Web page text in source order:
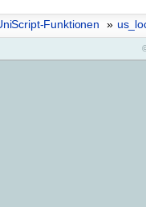
Funktionen »